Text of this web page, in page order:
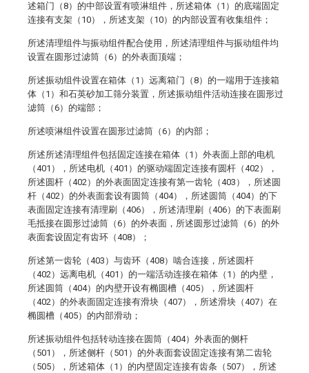
述箱门（8）的中部设置有喷淋组件，所述箱体（1）的底端固定
连接有支架（10），所述支架（10）的内部设置有收集组件；
所述清理组件与振动组件配合使用，所述清理组件与振动组件均
设置在圆形过滤筒（6）的外表面顶端；
所述振动组件设置在箱体（1）远离箱门（8）的一端用于连接箱
体（1）和石英砂加工筛分装置，所述振动组件活动连接在圆形过
滤筒（6）的端部；
所述喷淋组件设置在圆形过滤筒（6）的内部；
所述所述清理组件包括固定连接在箱体（1）外表面上部的电机
（401），所述电机（401）的驱动端固定连接有圆杆（402），
所述圆杆（402）的外表面固定连接有第一齿轮（403），所述圆
杆（402）的外表面套设有圆筒（404），所述圆筒（404）的下
表面固定连接有清理刷（406），所述清理刷（406）的下表面刷
毛抵接在圆形过滤筒（6）的外表面，所述圆形过滤筒（6）的外
表面套设固定有齿环（408）；
所述第一齿轮（403）与齿环（408）啮合连接，所述圆杆
（402）远离电机（401）的一端活动连接在箱体（1）的内壁，
所述圆筒（404）的内壁开设有椭圆槽（405），所述圆杆
（402）的外表面固定连接有滑块（407），所述滑块（407）在
椭圆槽（405）的内部滑动；
所述振动组件包括转动连接在圆筒（404）外表面的侧杆
（501），所述侧杆（501）的外表面套设固定连接有第二齿轮
（505），所述箱体（1）的内壁固定连接有齿条（507），所述